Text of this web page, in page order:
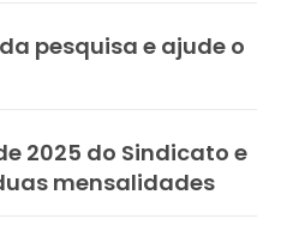
pesquisa e ajude o
2025 do Sindicato e
mensalidades